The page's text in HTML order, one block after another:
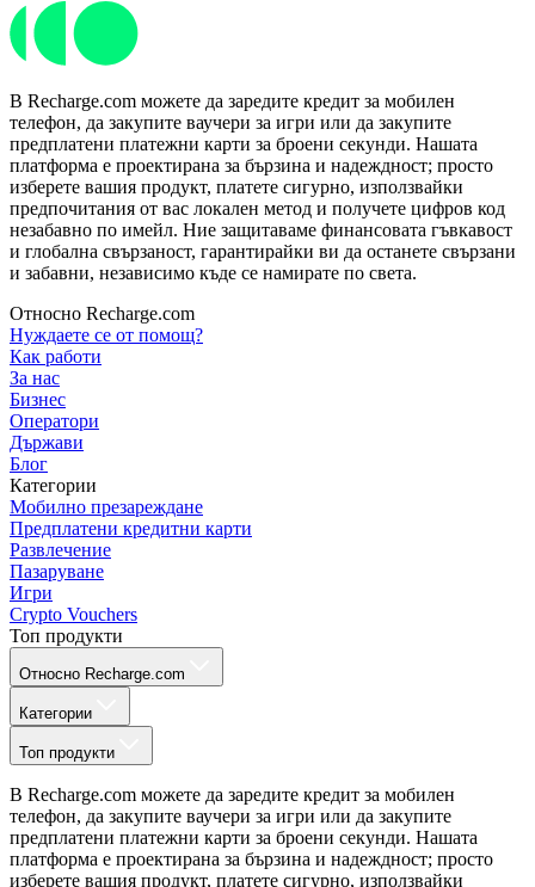
В Recharge.com можете да заредите кредит за мобилен
телефон, да закупите ваучери за игри или да закупите
предплатени платежни карти за броени секунди. Нашата
платформа е проектирана за бързина и надеждност; просто
изберете вашия продукт, платете сигурно, използвайки
предпочитания от вас локален метод и получете цифров код
незабавно по имейл. Ние защитаваме финансовата гъвкавост
и глобална свързаност, гарантирайки ви да останете свързани
и забавни, независимо къде се намирате по света.
Относно Recharge.com
Нуждаете се от помощ?
Как работи
За нас
Бизнес
Оператори
Държави
Блог
Категории
Мобилно презареждане
Предплатени кредитни карти
Развлечение
Пазаруване
Игри
Crypto Vouchers
Топ продукти
Относно Recharge.com
Категории
Топ продукти
В Recharge.com можете да заредите кредит за мобилен
телефон, да закупите ваучери за игри или да закупите
предплатени платежни карти за броени секунди. Нашата
платформа е проектирана за бързина и надеждност; просто
изберете вашия продукт, платете сигурно, използвайки